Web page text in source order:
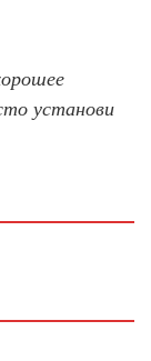
установи